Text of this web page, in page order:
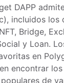
DAPP
incluidos los
Bridge,
y Loan.
en
encontrar
de